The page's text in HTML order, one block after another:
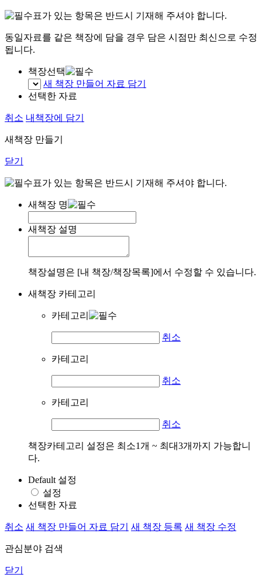
표가 있는 항목은 반드시 기재해 주셔야 합니다.
동일자료를 같은 책장에 담을 경우 담은 시점만 최신으로 수정
됩니다.
책장선택
새 책장 만들어 자료 담기
선택한 자료
취소 내책장에 담기
새책장 만들기
닫기
표가 있는 항목은 반드시 기재해 주셔야 합니다.
새책장 명
새책장 설명
책장설명은 [내 책장/책장목록]에서 수정할 수 있습니다.
새책장 카테고리
카테고리
취소
카테고리
취소
카테고리
취소
책장카테고리 설정은 최소1개 ~ 최대3개까지 가능합니
다.
Default 설정
설정
선택한 자료
취소 새 책장 만들어 자료 담기 새 책장 등록 새 책장 수정
관심분야 검색
닫기